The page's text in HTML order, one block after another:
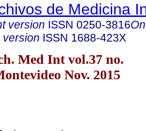
de Medicina
version ISSN 0250-3816
version ISSN 1688-423X
Med Int vol.37 no.
Nov. 2015